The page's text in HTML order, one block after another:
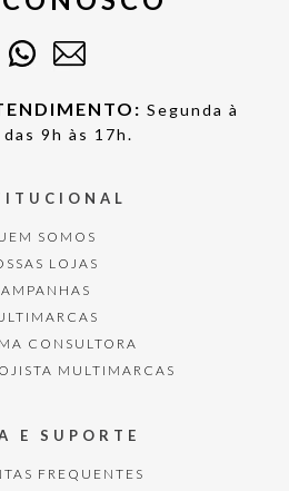
Segunda à
9h às 17h.
SOMOS
LOJAS
CONSULTORA
MULTIMARCAS
E SUPORTE
FREQUENTES